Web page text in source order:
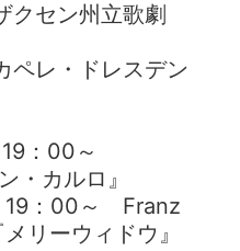
クセン州立歌劇
レ・ドレスデン
：00～
・カルロ』
：00～ Franz
リーウィドウ』